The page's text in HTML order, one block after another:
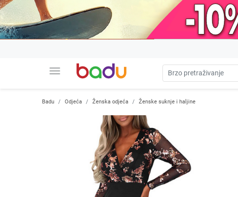
menu
Badu Odjeća Ženska odjeća Ženske suknje i haljine